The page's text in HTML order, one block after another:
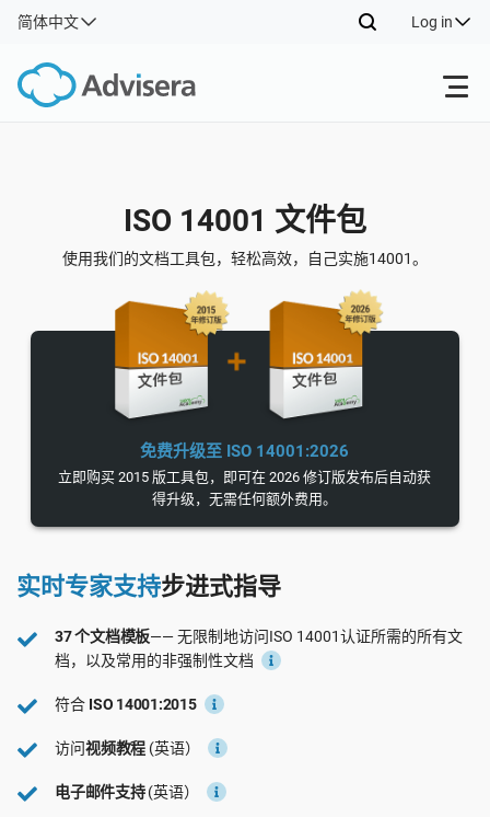
简体中文 Log in
ISO 9001
ISO 14001
ISO 13485
Free Resources
IT & SaaS companies
Critical infrastructure
Manufacturing
Transportation & distribution
Telecommunications
ISO 14001 文件包
使用我们的文档工具包，轻松高效，自己实施14001。
免费升级至 ISO 14001:2026
立即购买 2015 版工具包，即可在 2026 修订版发布后自动获
得升级，无需任何额外费用。
实时专家支持步进式指导
37 个文档模板—— 无限制地访问ISO 14001认证所需的所有文
档，以及常用的非强制性文档
符合 ISO 14001:2015
访问视频教程 (英语）
电子邮件支持(英语）